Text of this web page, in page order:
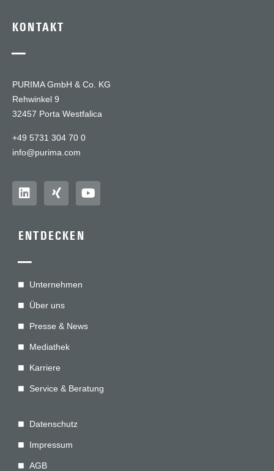
KONTAKT
—
PURIMA GmbH & Co. KG
Rehwinkel 9
32457 Porta Westfalica
+49 5731 304 70 0
info@purima.com
ENTDECKEN
—
Unternehmen
Über uns
Presse & News
Mediathek
Karriere
Service & Beratung
Datenschutz
Impressum
AGB